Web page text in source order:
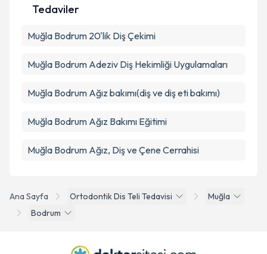
Ana Sayfa Ortodontik Dis Teli Tedavisi
Muğla
Bodrum
Tedaviler
Muğla Bodrum 20'lik Diş Çekimi
Muğla Bodrum Adeziv Diş Hekimliği Uygulamaları
Muğla Bodrum Ağız bakımı(diş ve diş eti bakımı)
Muğla Bodrum Ağız Bakımı Eğitimi
Muğla Bodrum Ağız, Diş ve Çene Cerrahisi